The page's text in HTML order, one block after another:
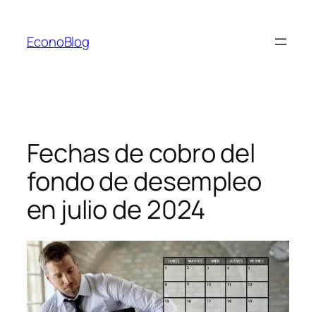
contenido
EconoBlog
Fechas de cobro del
fondo de desempleo
en julio de 2024